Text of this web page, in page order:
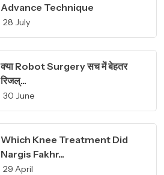
Advance Technique
28 July
क्या Robot Surgery सच में बेहतर
रिजल्...
30 June
Which Knee Treatment Did
Nargis Fakhr...
29 April